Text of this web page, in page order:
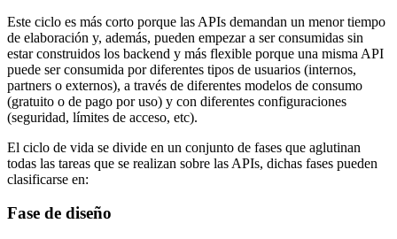
Este ciclo es más corto porque las APIs demandan un menor tiempo
de elaboración y, además, pueden empezar a ser consumidas sin
estar construidos los backend y más flexible porque una misma API
puede ser consumida por diferentes tipos de usuarios (internos,
partners o externos), a través de diferentes modelos de consumo
(gratuito o de pago por uso) y con diferentes configuraciones
(seguridad, límites de acceso, etc).
El ciclo de vida se divide en un conjunto de fases que aglutinan
todas las tareas que se realizan sobre las APIs, dichas fases pueden
clasificarse en:
Fase de diseño